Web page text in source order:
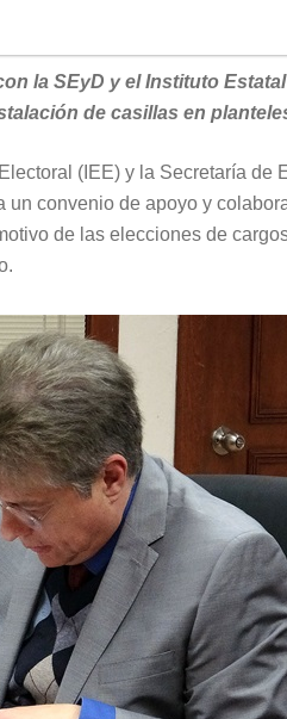
la SEyD y el Instituto
de casillas en
(IEE) y la Secretaría de
convenio de apoyo y
de las elecciones de